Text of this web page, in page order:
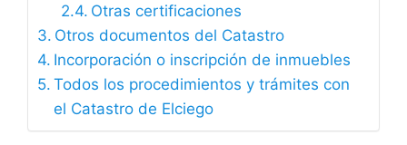
Otras certificaciones
Otros documentos del Catastro
Incorporación o inscripción de inmuebles
Todos los procedimientos y trámites con
el Catastro de Elciego